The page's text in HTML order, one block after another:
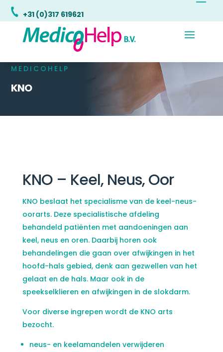
+31 (0)317 619621
MEDICOHELP
KNO
KNO – Keel, Neus, Oor
KNO beslaat het specialisme van de keel-neus-
oorarts. Deze specialistische afdeling
behandeld patiënten met aandoeningen aan
keel, neus en oren. Daarbij horen ook
behandelingen die gaan over afwijkingen in het
hoofd-hals gebied, denk aan gezwellen van het
gelaat en de hals. Maar ook in de
speekselklieren en afwijkingen in de slokdarm.
Voor diverse ingrepen wordt de KNO arts
bezocht.
neus- en keelamandelen verwijderen